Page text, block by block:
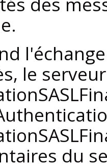
le
du